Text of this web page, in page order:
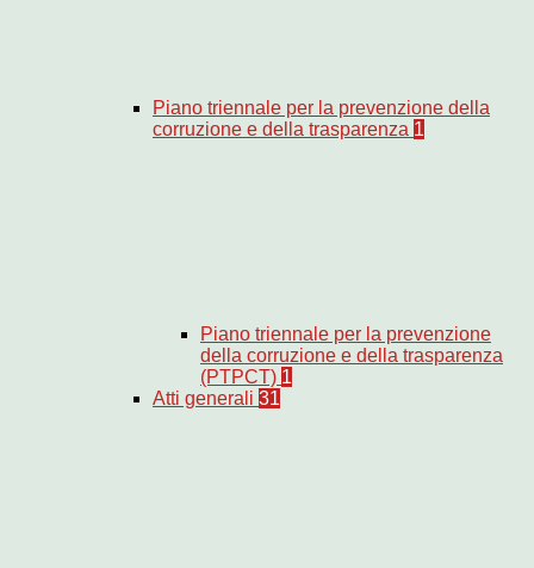
Piano triennale per la prevenzione della
corruzione e della trasparenza 1
Piano triennale per la prevenzione
della corruzione e della trasparenza
(PTPCT) 1
Atti generali 31